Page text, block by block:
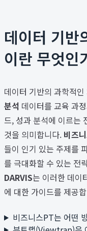
데이터 기반
이란 무엇인
데이터 기반의 과학적
분석 데이터를 교육 과
드, 성과 분석에 이르는
것을 의미합니다. 비즈
들이 인기 있는 주제를
를 극대화할 수 있는 전
DARVIS는 이러한 데이
에 대한 가이드를 제공
비즈니스PT는 어떤